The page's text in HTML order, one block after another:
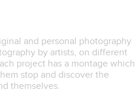
and personal photography
by artists, on different
project has a montage which
stop and discover the
themselves.